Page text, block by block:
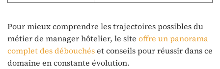
Pour mieux comprendre les trajectoires possibles du
métier de manager hôtelier, le site offre un panorama
complet des débouchéset conseils pour réussir dans ce
domaine en constante évolution.